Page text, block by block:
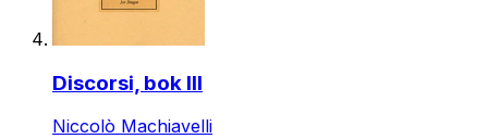
Discorsi, bok III
Niccolò Machiavelli